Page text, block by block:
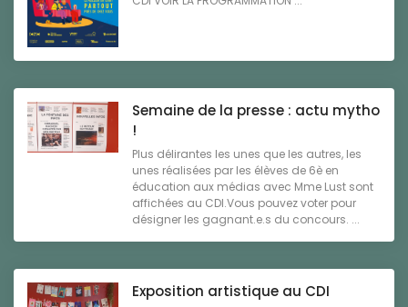
Semaine de la presse : actu mytho
!
Plus délirantes les unes que les autres, les
unes réalisées par les élèves de 6è en
éducation aux médias avec Mme Lust sont
affichées au CDI.Vous pouvez voter pour
désigner les gagnant.e.s du concours. ...
Exposition artistique au CDI